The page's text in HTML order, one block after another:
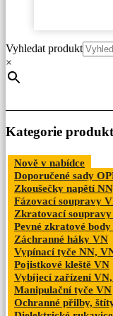
Vyhledat produkt
×
Kategorie
Nově v nabídce
Doporučené sady
Zkoušečky napětí
Fázovací soupravy
Zkratovací
Pevné zkratové
Záchranné háky VN
Vypínací tyče NN,
Pojistkové kleště VN
Vybíjecí zařízení
Manipulační tyče VN
Ochranné přilby,